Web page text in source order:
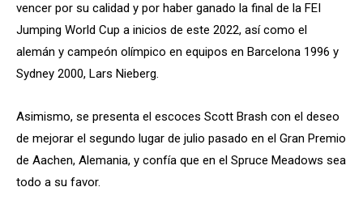
vencer por su calidad y por haber ganado la final de la FEI
Jumping World Cup a inicios de este 2022, así como el
alemán y campeón olímpico en equipos en Barcelona 1996 y
Sydney 2000, Lars Nieberg.
Asimismo, se presenta el escoces Scott Brash con el deseo
de mejorar el segundo lugar de julio pasado en el Gran Premio
de Aachen, Alemania, y confía que en el Spruce Meadows sea
todo a su favor.